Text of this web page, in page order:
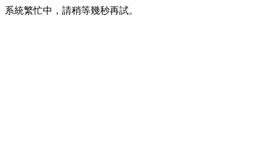
系統繁忙中，請稍等幾秒再試。